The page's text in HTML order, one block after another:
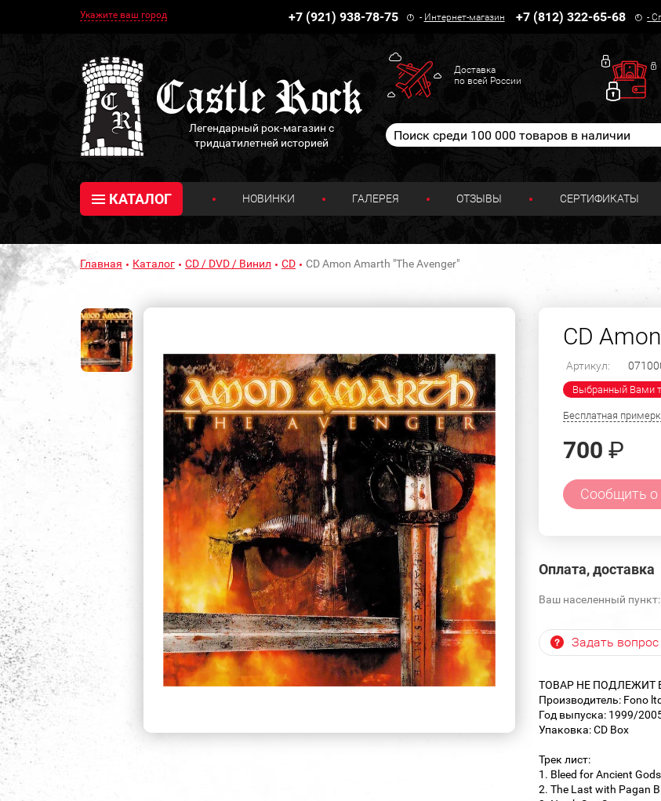
Укажите ваш город +7 (921) 938-78-75 - Интернет-магазин +7 (812) 322-65-68 -
Легендарный рок-магазин с
тридцатилетней историей
Доставка
по всей России
КАТАЛОГ НОВИНКИ ГАЛЕРЕЯ ОТЗЫВЫ СЕРТИФИКАТЫ
Главная Каталог CD / DVD / Винил CD CD Amon Amarth "The Avenger"
CD
Артикул:
Выбранный Вами
Бесплатная
700 ₽
Сообщить о
Оплата, доставка
Ваш населенный пункт:
Задать вопрос
ТОВАР НЕ ПОДЛЕЖИТ
Производитель: Fono
Год выпуска: 1999/
Упаковка: CD Box
Трек лист:
1. Bleed for Ancient Gods
2. The Last with Pagan